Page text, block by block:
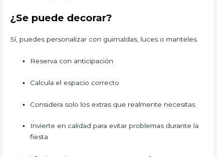
¿Se puede decorar?
Sí, puedes personalizar con guirnaldas, luces o manteles.
Reserva con anticipación
Calcula el espacio correcto
Considera solo los extras que realmente necesitas
Invierte en calidad para evitar problemas durante la
fiesta